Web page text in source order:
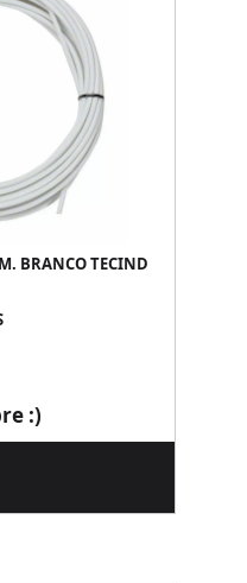
BRANCO TECIND
:)